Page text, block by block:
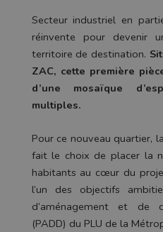
Secteur industriel en
réinvente pour devenir
territoire de destination.
ZAC, cette première
d’une mosaïque
multiples.
Pour ce nouveau quartier,
fait le choix de placer la
habitants au cœur du
l’un des objectifs
d’aménagement et de
(PADD) du PLU de la